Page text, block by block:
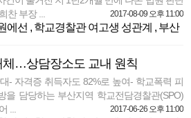
찬 부장 ...
2017-08-09 오후 11:00
에선 , 학교경찰관 여고생 성관계 , 부산
체…상담장소도 교내 원칙
- 자격증 취득자도 82%로 높여- 학교폭력 피
을 담당하는 부산지역 학교전담경찰관(SPO)
...
2017-06-26 오후 11:00